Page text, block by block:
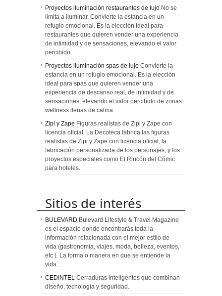
Proyectos iluminación restaurantes de lujo No se
limita a iluminar. Convierte la estancia en un
refugio emocional. Es la elección ideal para
restaurantes que quieren vender una experiencia
de intimidad y de sensaciones, elevando el valor
percibido.
Proyectos iluminación spas de lujo Convierte la
estancia en un refugio emocional. Es la elección
ideal para spas que quieren vender una
experiencia de descanso real, de intimidad y de
sensaciones, elevando el valor percibido de zonas
wellness llenas de calma.
Zipi y Zape Figuras realistas de Zipi y Zape con
licencia oficial. La Decoteca fabrica las figuras
realistas de Zipi y Zape con licencia oficial, la
fabricación personalizada de los personajes, y los
proyectos especiales como El Rincón del Cómic
para hoteles.
Sitios de interés
BULEVARD Bulevard Lifestyle & Travel Magazine
es el espacio donde encontrarás toda la
información relacionada con el mejor estilo de
vida (gastronomia, viajes, moda, belleza, eventos,
etc.). La forma o manera en que se entiende la
vida…
CEDINTEL Cerraduras inteligentes que combinan
diseño, tecnología y seguridad.